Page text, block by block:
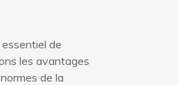
essentiel de
les avantages
de la